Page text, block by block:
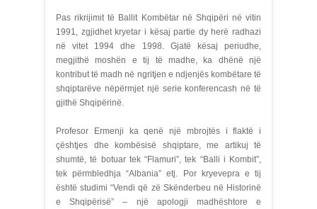
Pas rikrijimit të Ballit Kombëtar në Shqipëri në vitin
1991, zgjidhet kryetar i kësaj partie dy herë radhazi
në vitet 1994 dhe 1998. Gjatë kësaj periudhe,
megjithë moshën e tij të madhe, ka dhënë një
kontribut të madh në ngritjen e ndjenjës kombëtare të
shqiptarëve nëpërmjet një serie konferencash në të
gjithë Shqipërinë.
Profesor Ermenji ka qenë një mbrojtës i flaktë i
çështjes dhe kombësisë shqiptare, me artikuj të
shumtë, të botuar tek “Flamuri”, tek “Balli i Kombit”,
tek përmbledhja “Albania” etj. Por kryevepra e tij
është studimi “Vendi që zë Skënderbeu në Historinë
e Shqipërisë” – një apologji madhështore e